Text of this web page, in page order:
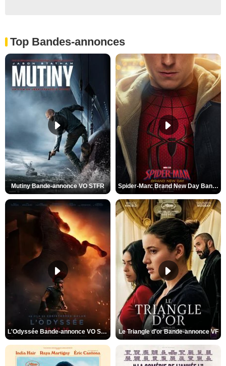
Top Bandes-annonces
Mutiny Bande-annonce VO STFR Spider-Man: Brand New Day Bande-annonce VO STFR
L'Odyssée Bande-annonce VO STFR Le Triangle d'or Bande-annonce VF